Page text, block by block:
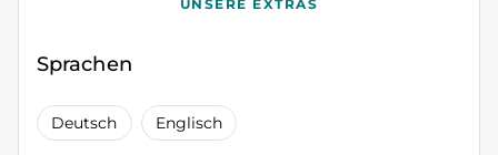
UNSERE EXTRAS
Sprachen
Deutsch Englisch